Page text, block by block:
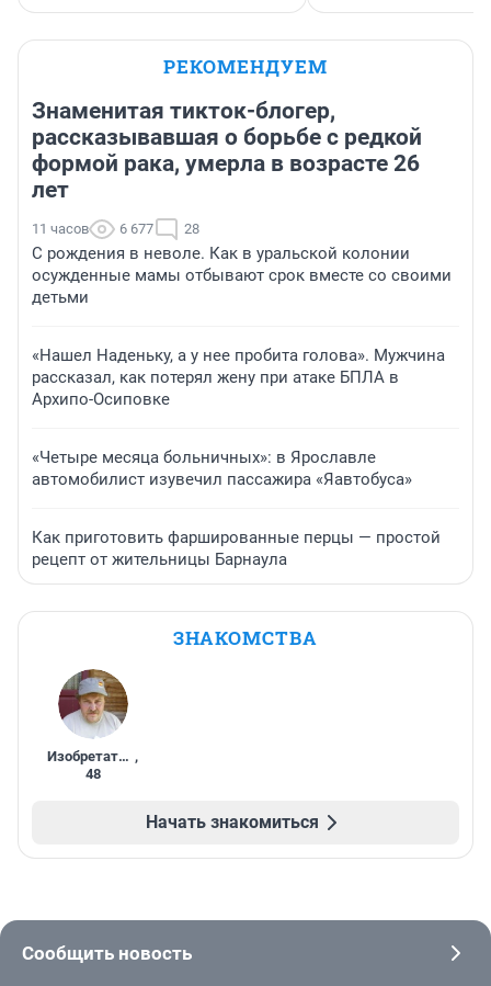
РЕКОМЕНДУЕМ
Знаменитая тикток-блогер,
рассказывавшая о борьбе с редкой
формой рака, умерла в возрасте 26
лет
11 часов 6 677 28
С рождения в неволе. Как в уральской колонии
осужденные мамы отбывают срок вместе со своими
детьми
«Нашел Наденьку, а у нее пробита голова». Мужчина
рассказал, как потерял жену при атаке БПЛА в
Архипо-Осиповке
«Четыре месяца больничных»: в Ярославле
автомобилист изувечил пассажира «Яавтобуса»
Как приготовить фаршированные перцы — простой
рецепт от жительницы Барнаула
ЗНАКОМСТВА
Изобретатель ,
48
Начать знакомиться
Сообщить новость